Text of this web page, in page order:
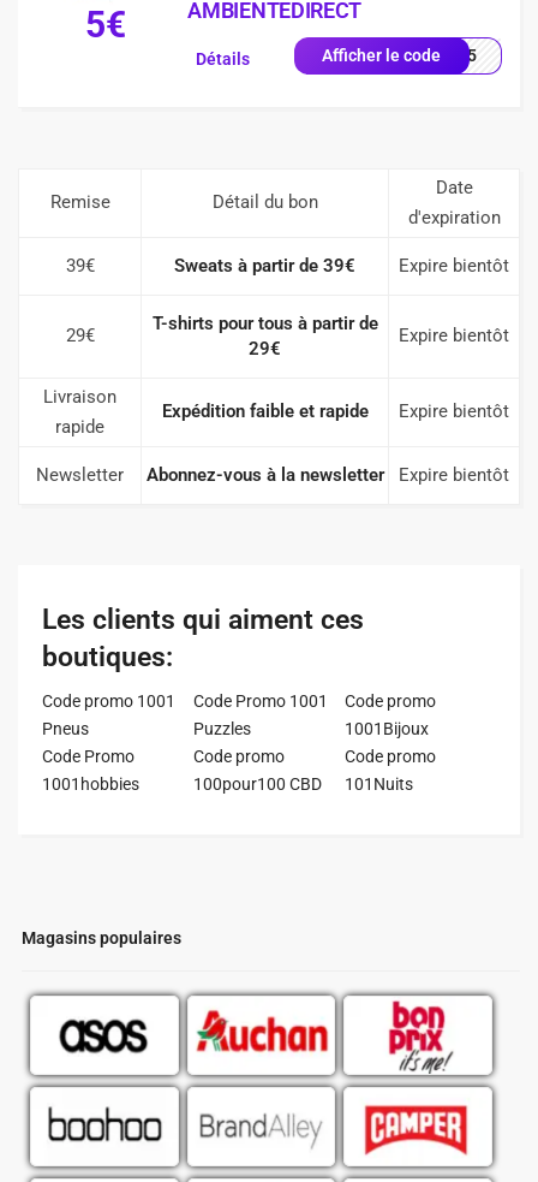
Magasins populaires
5€ AMBIENTEDIRECT
Afficher le codeEUR5
Détails
Remise Détail du bon
Date
d'expiration
39€ Sweats à partir de 39€ Expire bientôt
29€
T-shirts pour tous à partir de
29€
Expire bientôt
Livraison
rapide
Expédition faible et rapide Expire bientôt
Newsletter Abonnez-vous à la newsletter Expire bientôt
Les clients qui aiment ces
boutiques:
Code promo 1001
Pneus
Code Promo 1001
Puzzles
Code promo
1001Bijoux
Code Promo
1001hobbies
Code promo
100pour100 CBD
Code promo
101Nuits